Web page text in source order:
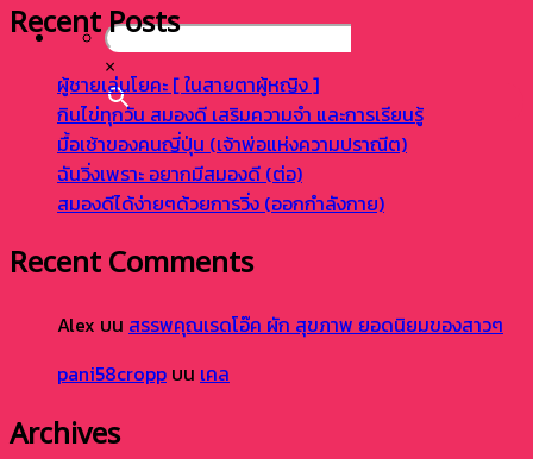
×
Recent Posts
ผู้ชายเล่นโยคะ [ ในสายตาผู้หญิง ]
กินไข่ทุกวัน สมองดี เสริมความจำ และการเรียนรู้
มื้อเช้าของคนญี่ปุ่น (เจ้าพ่อแห่งความปราณีต)
ฉันวิ่งเพราะ อยากมีสมองดี (ต่อ)
สมองดีได้ง่ายๆด้วยการวิ่ง (ออกกำลังกาย)
Recent Comments
Alex บน สรรพคุณเรดโอ๊ค ผัก สุขภาพ ยอดนิยมของสาวๆ
pani58cropp บน เคล
Archives